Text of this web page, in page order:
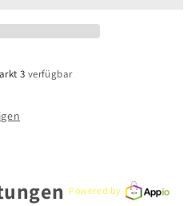
3 verfügbar
Powered by